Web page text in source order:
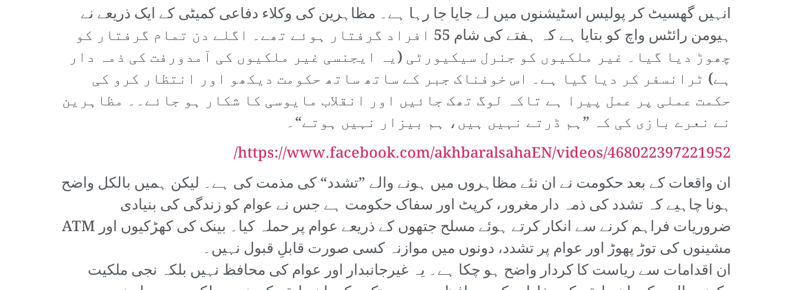
انہیں گھسیٹ کر پولیس اسٹیشنوں میں لے جایا جا رہا ہے۔ مظاہرین کی وکلاء دفاعی کمیٹی کے ایک ذریعے نے
ہیومن رائٹس واچ کو بتایا ہے کہ ہفتے کی شام 55 افراد گرفتار ہوئے تھے۔ اگلے دن تمام گرفتار کو
چھوڑ دیا گیا۔ غیر ملکیوں کو جنرل سیکیورٹی (یہ ایجنسی غیر ملکیوں کی آمدورفت کی ذمہ دار
ہے) ٹرانسفر کر دیا گیا ہے۔ اس خوفناک جبر کے ساتھ ساتھ حکومت دیکھو اور انتظار کرو کی
حکمت عملی پر عمل پیرا ہے تاکہ لوگ تھک جائیں اور انقلاب مایوسی کا شکار ہو جائے۔۔ مظاہرین
نے نعرے بازی کی کہ ”ہم ڈرتے نہیں ہیں، ہم بیزار نہیں ہوتے“۔
https://www.facebook.com/akhbaralsahaEN/videos/468022397221952/
ان واقعات کے بعد حکومت نے ان نئے مظاہروں میں ہونے والے ”تشدد“ کی مذمت کی ہے۔ لیکن ہمیں بالکل واضح
ہونا چاہیے کہ تشدد کی ذمہ دار مغرور، کرپٹ اور سفاک حکومت ہے جس نے عوام کو زندگی کی بنیادی
ضروریات فراہم کرنے سے انکار کرتے ہوئے مسلح جتھوں کے ذریعے عوام پر حملہ کیا۔ بینک کی کھڑکیوں اور ATM
مشینوں کی توڑ پھوڑ اور عوام پر تشدد، دونوں میں موازنہ کسی صورت قابلِ قبول نہیں۔
ان اقدامات سے ریاست کا کردار واضح ہو چکا ہے۔ یہ غیرجانبدار اور عوام کی محافظ نہیں بلکہ نجی ملکیت